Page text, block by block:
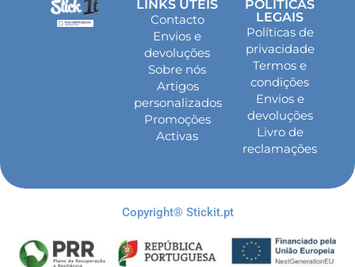
LINKS ÚTEIS
Contacto
Envios e
devoluções
Sobre nós
Artigos
personalizados
Promoções
Activas
POLÍTICAS
LEGAIS
Políticas de
privacidade
Termos e
condições
Envios e
devoluções
Livro de
reclamações
Copyright® Stickit.pt